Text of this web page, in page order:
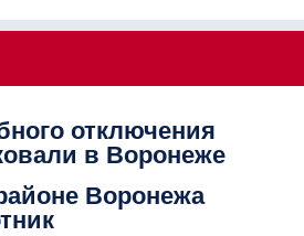
отключения
в Воронеже
Воронежа